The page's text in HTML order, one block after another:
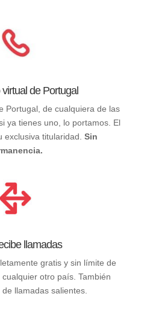
de Portugal
Portugal, de cualquiera de las
ya tienes uno, lo portamos. El
exclusiva titularidad.Sin
llamadas
gratis y sin límite de
otro país. También
llamadas salientes.